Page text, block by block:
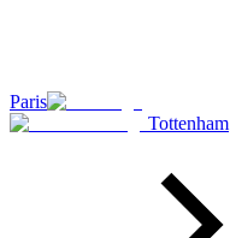
Paris
Tottenham